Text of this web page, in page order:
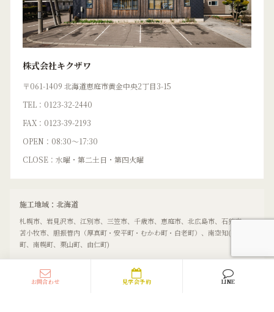
お問合わせ 見学会予約 LINE
株式会社キクザワ
〒061-1409 北海道恵庭市黄金中央2丁目3-15
TEL：0123-32-2440
FAX：0123-39-2193
OPEN：08:30〜17:30
CLOSE：水曜・第二土日・第四火曜
施工地域：北海道
札幌市、岩見沢市、江別市、三笠市、千歳市、恵庭市、北広島市、石狩市、
苫小牧市、胆振管内（厚真町・安平町・むかわ町・白老町）、南空知(長沼
町、南幌町、栗山町、由仁町)